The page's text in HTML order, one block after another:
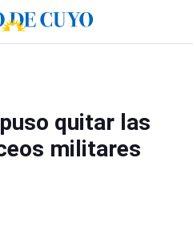
quitar las
militares